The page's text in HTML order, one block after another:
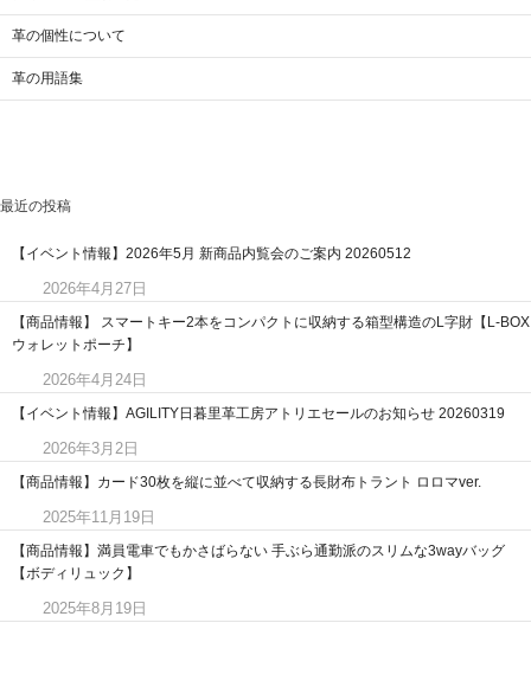
革の個性について
革の用語集
最近の投稿
【イベント情報】2026年5月 新商品内覧会のご案内 20260512
2026年4月27日
【商品情報】 スマートキー2本をコンパクトに収納する箱型構造のL字財【L-BOX
ウォレットポーチ】
2026年4月24日
【イベント情報】AGILITY日暮里革工房アトリエセールのお知らせ 20260319
2026年3月2日
【商品情報】カード30枚を縦に並べて収納する長財布トラント ロロマver.
2025年11月19日
【商品情報】満員電車でもかさばらない 手ぶら通勤派のスリムな3wayバッグ
【ボディリュック】
2025年8月19日